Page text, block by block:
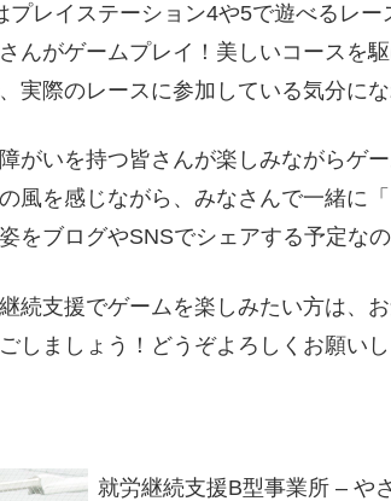
プレイステーション4や5で遊べるレ
んがゲームプレイ！美しいコースを
実際のレースに参加している気分にな
がいを持つ皆さんが楽しみながらゲ
風を感じながら、みなさんで一緒に
をブログやSNSでシェアする予定な
続支援でゲームを楽しみたい方は、
しましょう！どうぞよろしくお願いし
就労継続支援B型事業所 – や